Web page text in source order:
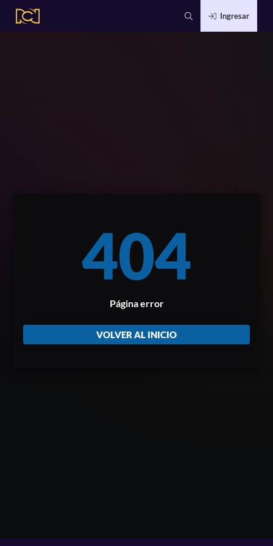
Ingresar
404
Página error
VOLVER AL INICIO